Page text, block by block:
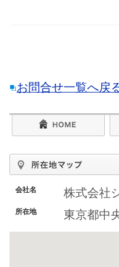
お問合せ一覧へ戻
会社名 株式会社
所在地 東京都中